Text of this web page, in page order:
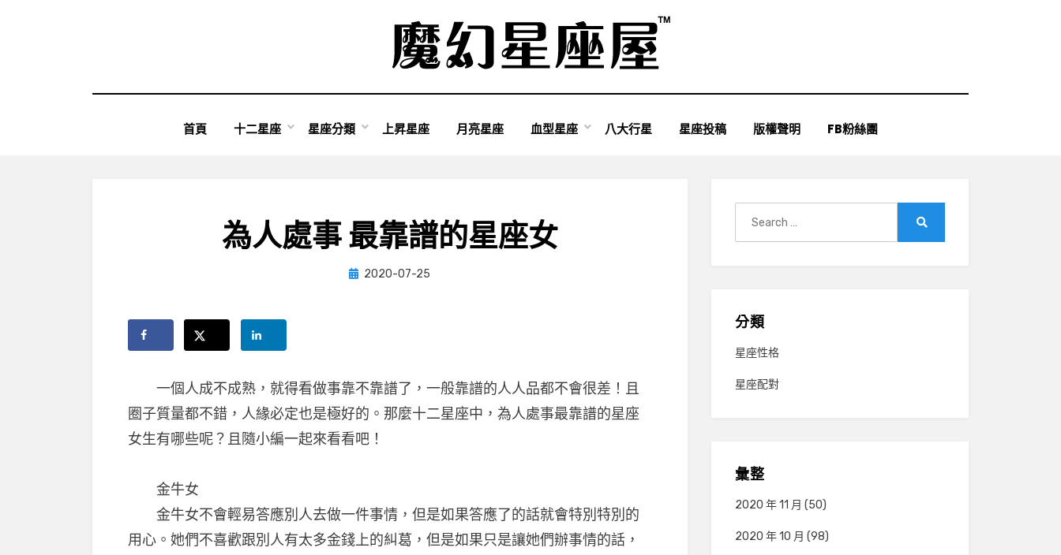
首頁 十二星座 星座分類 上昇星座 月亮星座 血型星座 八大行星 星座投稿 版權聲明 FB粉絲團
為人處事 最靠譜的星座女
by小編
Posted
2020-07-25
一個人成不成熟，就得看做事靠不靠譜了，一般靠譜的人人品都不會很差！且
圈子質量都不錯，人緣必定也是極好的。那麼十二星座中，為人處事最靠譜的星座
女生有哪些呢？且隨小編一起來看看吧！
金牛女
金牛女不會輕易答應別人去做一件事情，但是如果答應了的話就會特別特別的
用心。她們不喜歡跟別人有太多金錢上的糾葛，但是如果只是讓她們辦事情的話，
分類
星座性格
星座配對
彙整
2020 年 11 月 (50)
2020 年 10 月 (98)